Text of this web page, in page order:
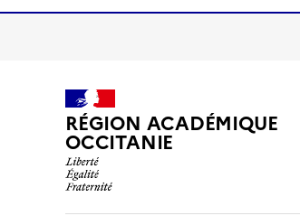
RÉGION ACADÉMIQUE
OCCITANIE